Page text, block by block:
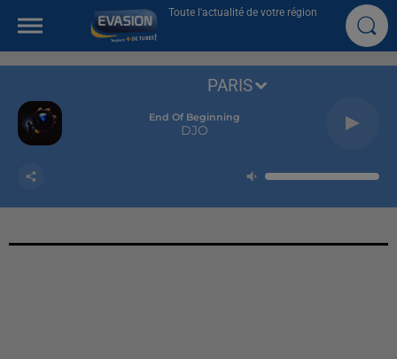
Toute l'actualité de votre région
End Of Beginning
DJO
PARIS